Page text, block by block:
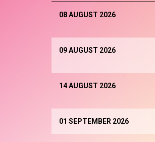
08 AUGUST 2026
09 AUGUST 2026
14 AUGUST 2026
01 SEPTEMBER 2026